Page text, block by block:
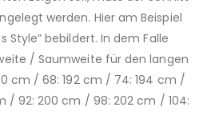
werden. Hier am Beispiel
Style” bebildert. In dem Falle
/ Saumweite für den langen
cm / 68: 192 cm / 74: 194 cm /
/ 92: 200 cm / 98: 202 cm / 104: